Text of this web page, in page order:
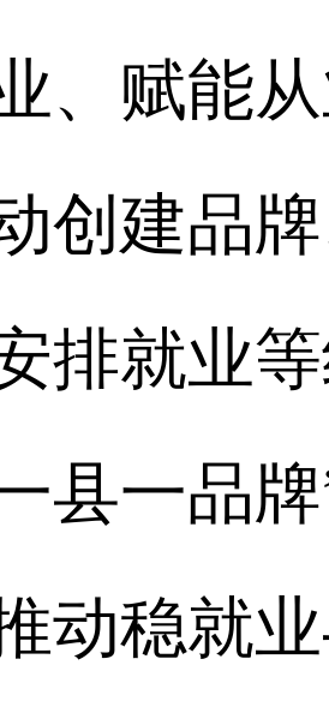
、赋能
创建品
排就业
县一品
动稳就